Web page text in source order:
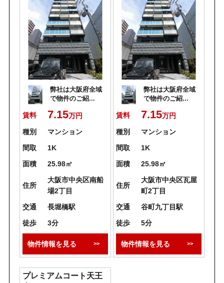
弊社は大阪府全域
で物件のご紹...
賃料 7.15万円
種別
マンション
間取
1K
面積
25.98㎡
住所
大阪市中央区南船
場2丁目
交通
長堀橋駅
徒歩
3分
物件情報を見る
弊社は大阪府全域
で物件のご紹...
賃料 7.15万円
種別
マンション
間取
1K
面積
25.98㎡
住所
大阪市中央区瓦屋
町2丁目
交通
谷町九丁目駅
徒歩
5分
物件情報を見る
プレミアムコート天王